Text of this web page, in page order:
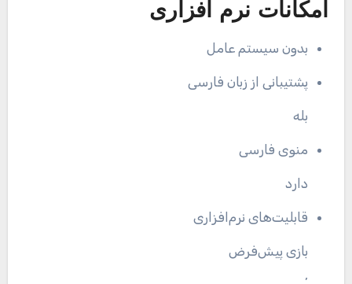
امکانات نرم افزاری
بدون سیستم عامل
پشتیبانی از زبان فارسی
بله
منوی فارسی
دارد
قابلیت‌های نرم‌افزاری
بازی پیش‌فرض
,